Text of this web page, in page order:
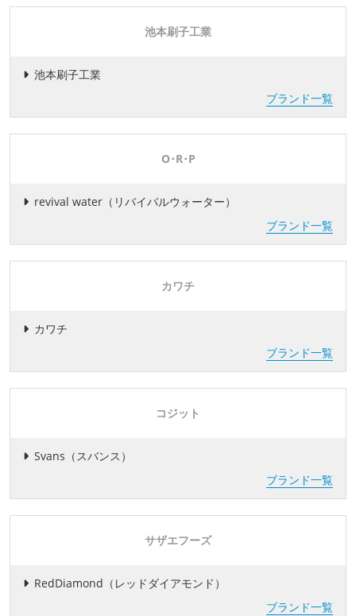
池本刷子工業
池本刷子工業
ブランド一覧
O･R･P
revival water（リバイバルウォーター）
ブランド一覧
カワチ
カワチ
ブランド一覧
コジット
Svans（スバンス）
ブランド一覧
サザエフーズ
RedDiamond（レッドダイアモンド）
ブランド一覧